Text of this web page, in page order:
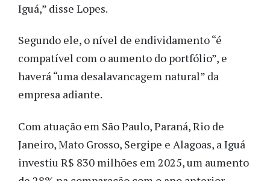
Iguá,” disse Lopes.
Segundo ele, o nível de endividamento “é
compatível com o aumento do portfólio”, e
haverá “uma desalavancagem natural” da
empresa adiante.
Com atuação em São Paulo, Paraná, Rio de
Janeiro, Mato Grosso, Sergipe e Alagoas, a Iguá
investiu R$ 830 milhões em 2025, um aumento